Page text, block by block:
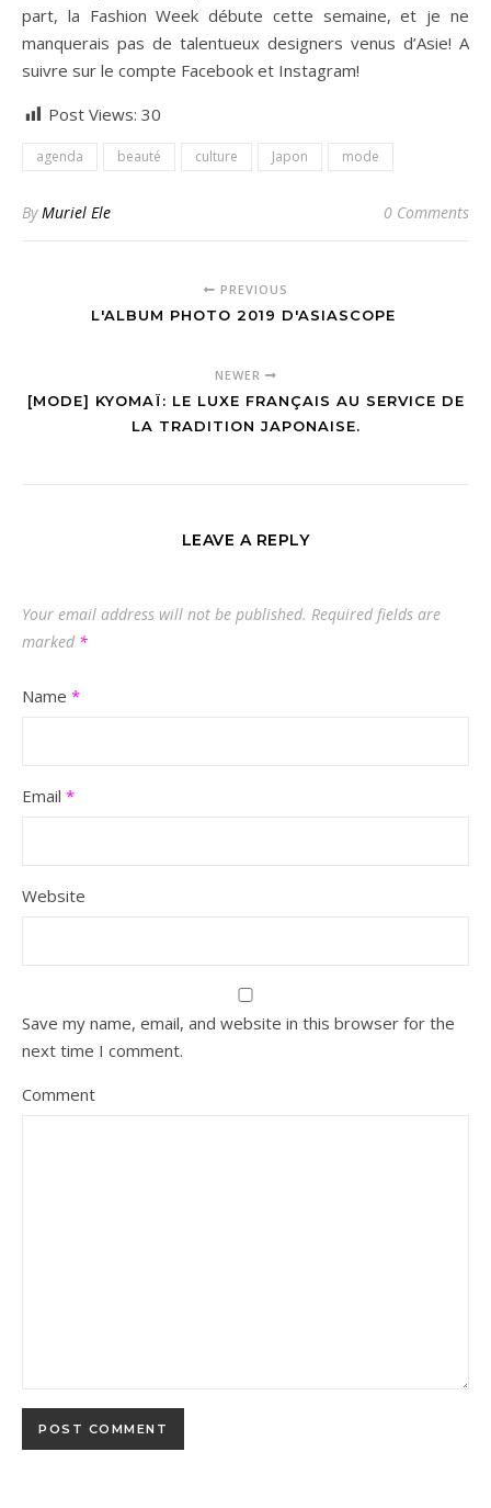
part, la Fashion Week débute cette semaine, et je ne
manquerais pas de talentueux designers venus d’Asie! A
suivre sur le compte Facebook et Instagram!
Post Views: 30
agenda beauté culture Japon mode
ByMuriel Ele 0 Comments
PREVIOUS
L'ALBUM PHOTO 2019 D'ASIASCOPE
NEWER
[MODE] KYOMAÏ: LE LUXE FRANÇAIS AU SERVICE DE
LA TRADITION JAPONAISE.
LEAVE A REPLY
Your email address will not be published. Required fields are
marked *
Name *
Email *
Website
Save my name, email, and website in this browser for the
next time I comment.
Comment